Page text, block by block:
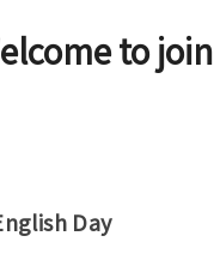
to join
Day